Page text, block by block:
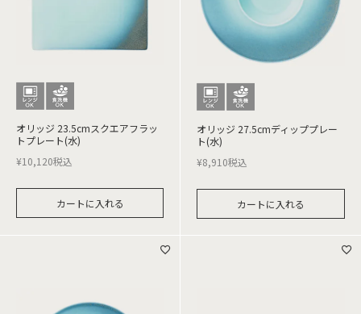
オリッジ 23.5cmスクエアフラッ
トプレート(水)
¥10,120税込
カートに入れる
オリッジ 27.5cmディッププレー
ト(水)
¥8,910税込
カートに入れる